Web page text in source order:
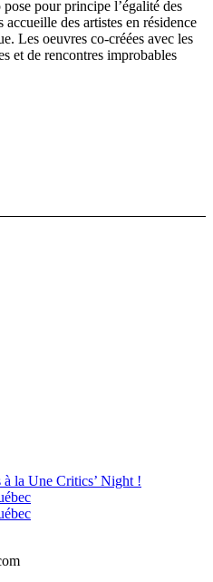
pour principe l’égalité des
des artistes en résidence
Les oeuvres co-créées avec les
et de rencontres improbables
à la Une Critics’ Night !